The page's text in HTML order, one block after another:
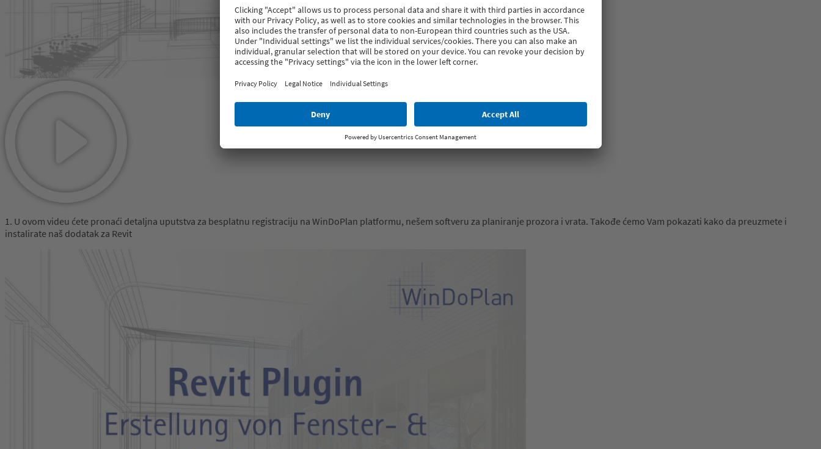
1. U ovom videu ćete pronaći detaljna uputstva za besplatnu registraciju na WinDoPlan platformu, nešem softveru za planiranje prozora i vrata. Takođe ćemo Vam pokazati kako da preuzmete i
instalirate naš dodatak za Revit